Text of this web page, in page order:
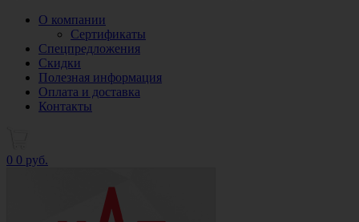
О компании
Сертификаты
Спецпредложения
Скидки
Полезная информация
Оплата и доставка
Контакты
0 0 руб.